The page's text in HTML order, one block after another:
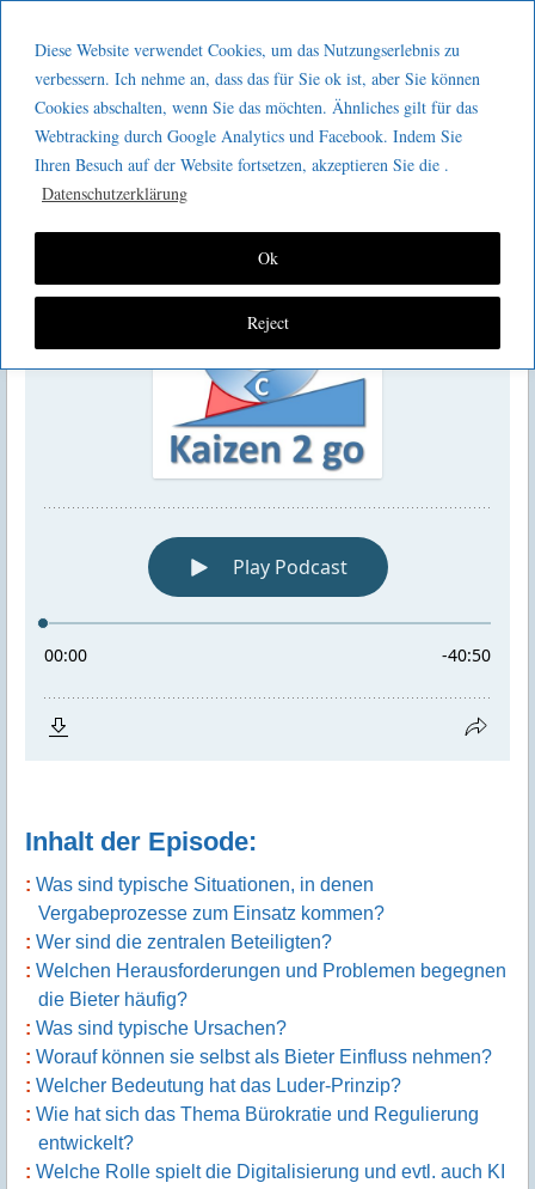
Diese Website verwendet Cookies, um das Nutzungserlebnis zu
verbessern. Ich nehme an, dass das für Sie ok ist, aber Sie können
Cookies abschalten, wenn Sie das möchten. Ähnliches gilt für das
Webtracking durch Google Analytics und Facebook. Indem Sie
Ihren Besuch auf der Website fortsetzen, akzeptieren Sie die .
Datenschutzerklärung
Reject
Ok
GeeMco :
Götz Müller
Consulting
Kaizen 2 go 356 : Vergabeprozesse
Inhalt der Episode:
Was sind typische Situationen, in denen
Vergabeprozesse zum Einsatz kommen?
Wer sind die zentralen Beteiligten?
Welchen Herausforderungen und Problemen begegnen
die Bieter häufig?
Was sind typische Ursachen?
Worauf können sie selbst als Bieter Einfluss nehmen?
Welcher Bedeutung hat das Luder-Prinzip?
Wie hat sich das Thema Bürokratie und Regulierung
entwickelt?
Welche Rolle spielt die Digitalisierung und evtl. auch KI